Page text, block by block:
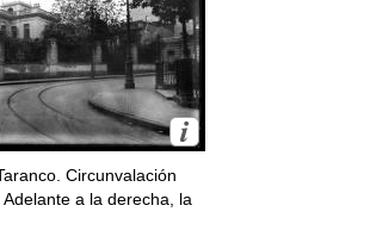
Circunvalación
a la derecha, la